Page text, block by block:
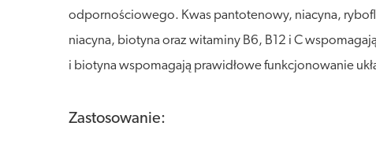
odpornościowego. Kwas pantotenowy, niacyna,
niacyna, biotyna oraz witaminy B6, B12 i C
i biotyna wspomagają prawidłowe funkcjonowanie
Zastosowanie: